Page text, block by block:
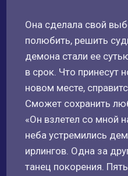
Она сделала свой
полюбить, решить
демона стали ее
в срок. Что принесут
новом месте,
Сможет сохранить
«Он взлетел со мной
неба устремились
ирлингов. Одна за
танец покорения.